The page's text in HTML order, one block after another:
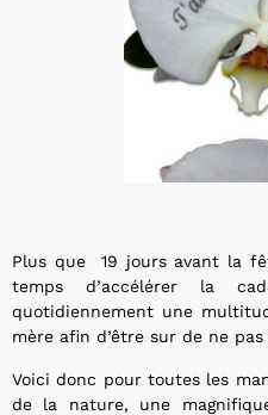
Plus que 19 jours avant la
temps d’accélérer la
quotidiennement une
mère afin d’être sur de ne
Voici donc pour toutes les
de la nature, une